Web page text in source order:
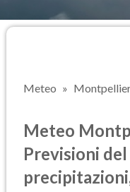
Meteo
Meteo
Previsioni